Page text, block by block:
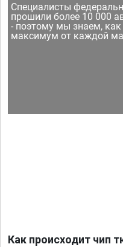
Специалисты
прошили более 10 000
- поэтому мы знаем,
максимум от каждой
Как происходит чип